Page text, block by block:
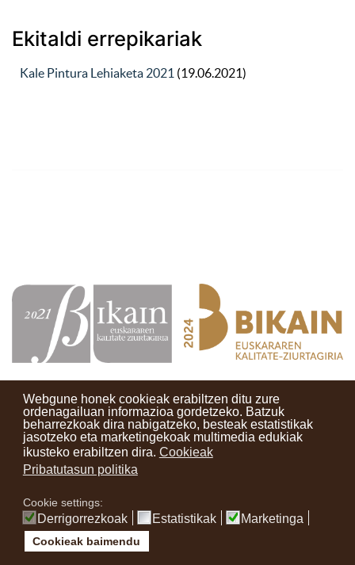
Webgune honek cookieak erabiltzen ditu zure
ordenagailuan informazioa gordetzeko. Batzuk
beharrezkoak dira nabigatzeko, besteak estatistikak
jasotzeko eta marketingekoak multimedia edukiak
ikusteko erabiltzen dira. Cookieak
Pribatutasun politika
Cookie settings:
Derrigorrezkoak Estatistikak Marketinga
Cookieak baimendu
Ekitaldi errepikariak
Kale Pintura Lehiaketa 2021 (19.06.2021)
Kontaktuak Erabilera baldintzak Lege oharra
Berriak
Zure iritzia
facebookyoutube